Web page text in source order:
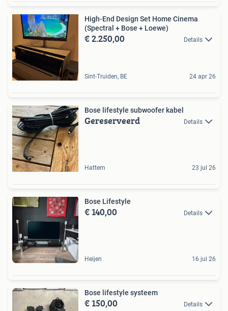
High-End Design Set Home Cinema
(Spectral + Bose + Loewe)
€ 2.250,00 Details
Sint-Truiden, BE 24 apr 26
Bose lifestyle subwoofer kabel
Gereserveerd Details
Hattem 23 jul 26
Bose Lifestyle
€ 140,00 Details
Heijen 16 jul 26
Bose lifestyle systeem
€ 150,00 Details